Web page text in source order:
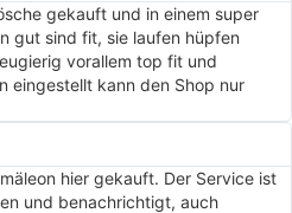
gekauft und in einem super
gut sind fit, sie laufen hüpfen
vorallem top fit und
eingestellt kann den Shop nur
hier gekauft. Der Service ist
und benachrichtigt, auch